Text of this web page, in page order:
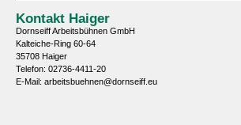
Kontakt Haiger
Dornseiff Arbeitsbühnen GmbH
Kalteiche-Ring 60-64
35708 Haiger
Telefon: 02736-4411-20
E-Mail: arbeitsbuehnen@dornseiff.eu